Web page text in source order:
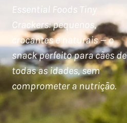
Essential Foods Tiny
Crackers: pequenos,
crocantes e naturais — o
snack perfeito para cães de
todas as idades, sem
comprometer a nutrição.